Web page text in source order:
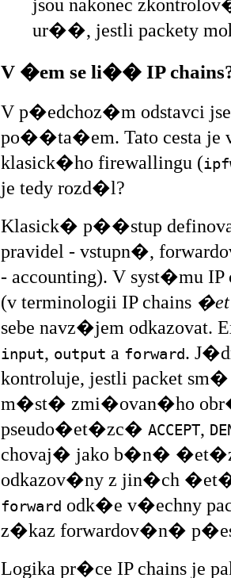
jsou nakonec
ur��, jestli packety
V �em se li�� IP
V p�edchoz�m odstavci
po��ta�em. Tato cesta
klasick�ho firewallingu (
je tedy rozd�l?
Klasick� p��stup
pravidel - vstupn�,
- accounting). V syst�mu
(v terminologii IP chains
sebe navz�jem
input, output a forward.
kontroluje, jestli packet
m�st� zmi�ovan�ho
pseudo�et�zc� ACCEPT,
chovaj� jako b�n�
odkazov�ny z jin�ch
forward odk�e v�echny
z�kaz forwardov�n�
Logika pr�ce IP chains je